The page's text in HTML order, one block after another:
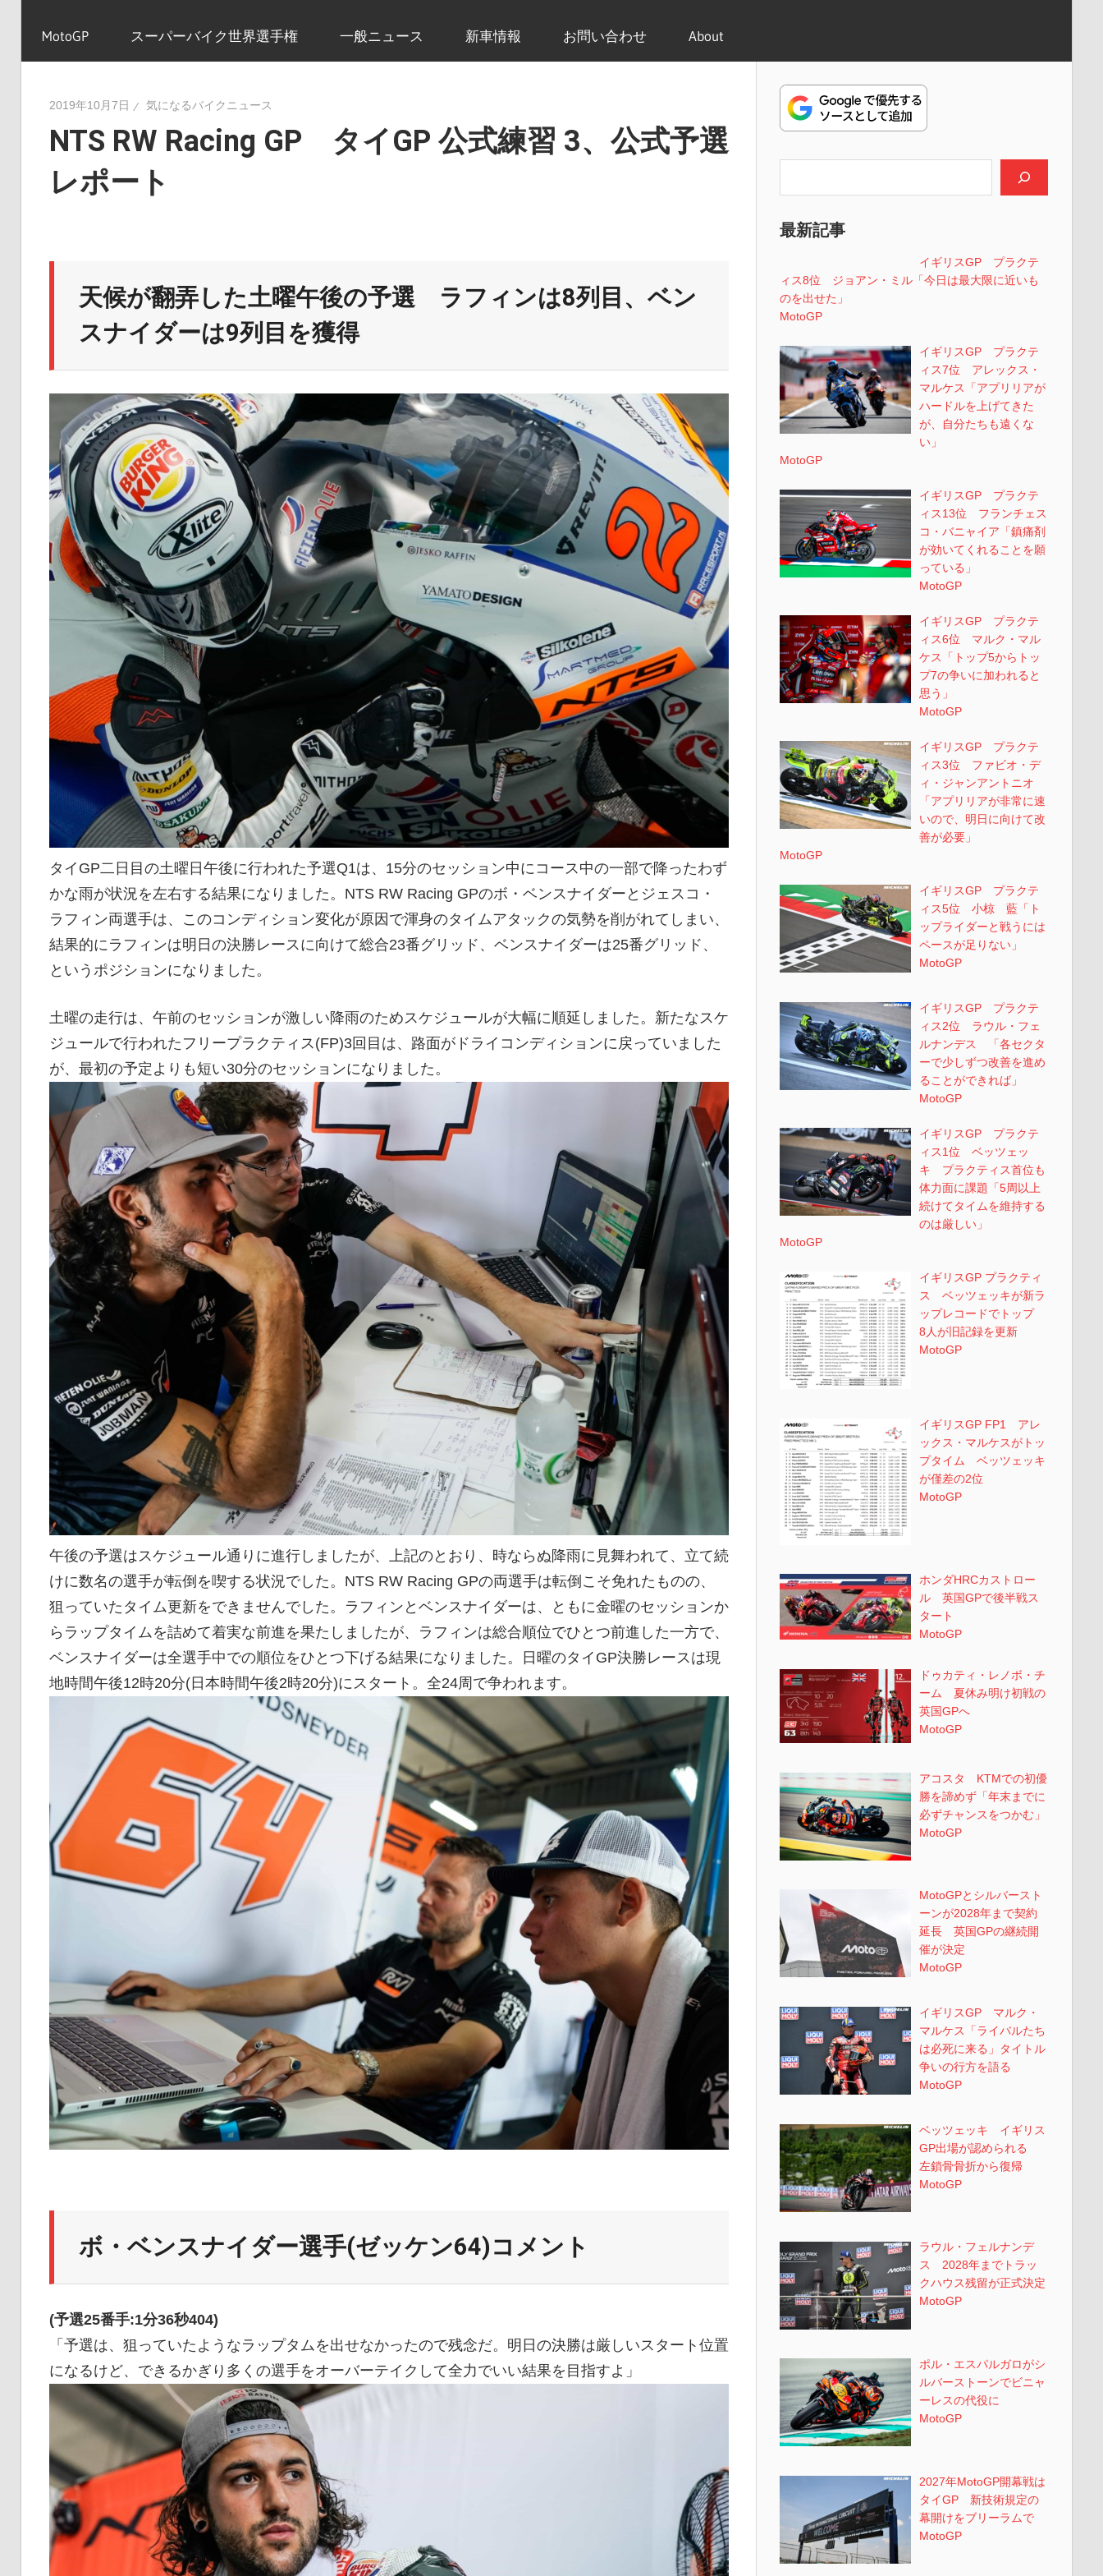
イ
ニ
ー
ス
MotoGP スーパーバイク世界選手権 一般ニュース 新車情報 お問い合わせ About
2019年10月7日 気になるバイクニュース
NTS RW Racing GP タイGP 公式練習 3、公式予選
レポート
天候が翻弄した土曜午後の予選 ラフィンは8列目、ベン
スナイダーは9列目を獲得
タイGP二日目の土曜日午後に行われた予選Q1は、15分のセッション中にコース中の一部で降ったわず
かな雨が状況を左右する結果になりました。NTS RW Racing GPのボ・ベンスナイダーとジェスコ・
ラフィン両選手は、このコンディション変化が原因で渾身のタイムアタックの気勢を削がれてしまい、
結果的にラフィンは明日の決勝レースに向けて総合23番グリッド、ベンスナイダーは25番グリッド、
というポジションになりました。
土曜の走行は、午前のセッションが激しい降雨のためスケジュールが大幅に順延しました。新たなスケ
ジュールで行われたフリープラクティス(FP)3回目は、路面がドライコンディションに戻っていました
が、最初の予定よりも短い30分のセッションになりました。
午後の予選はスケジュール通りに進行しましたが、上記のとおり、時ならぬ降雨に見舞われて、立て続
けに数名の選手が転倒を喫する状況でした。NTS RW Racing GPの両選手は転倒こそ免れたものの、
狙っていたタイム更新をできませんでした。ラフィンとベンスナイダーは、ともに金曜のセッションか
らラップタイムを詰めて着実な前進を果たしましたが、ラフィンは総合順位でひとつ前進した一方で、
ベンスナイダーは全選手中での順位をひとつ下げる結果になりました。日曜のタイGP決勝レースは現
地時間午後12時20分(日本時間午後2時20分)にスタート。全24周で争われます。
ボ・ベンスナイダー選手(ゼッケン64)コメント
(予選25番手:1分36秒404)
「予選は、狙っていたようなラップタムを出せなかったので残念だ。明日の決勝は厳しいスタート位置
になるけど、できるかぎり多くの選手をオーバーテイクして全力でいい結果を目指すよ」
最新記事
イギリスGP プラクテ
ィス8位 ジョアン・ミル「今日は最大限に近いも
のを出せた」
MotoGP
イギリスGP プラクテ
ィス7位 アレックス・
マルケス「アプリリアが
ハードルを上げてきた
が、自分たちも遠くな
い」
MotoGP
イギリスGP プラクテ
ィス13位 フランチェス
コ・バニャイア「鎮痛剤
が効いてくれることを願
っている」
MotoGP
イギリスGP プラクテ
ィス6位 マルク・マル
ケス「トップ5からトッ
プ7の争いに加われると
思う」
MotoGP
イギリスGP プラクテ
ィス3位 ファビオ・デ
ィ・ジャンアントニオ
「アプリリアが非常に速
いので、明日に向けて改
善が必要」
MotoGP
イギリスGP プラクテ
ィス5位 小椋 藍「ト
ップライダーと戦うには
ペースが足りない」
MotoGP
イギリスGP プラクテ
ィス2位 ラウル・フェ
ルナンデス 「各セクタ
ーで少しずつ改善を進め
ることができれば」
MotoGP
イギリスGP プラクテ
ィス1位 ベッツェッ
キ プラクティス首位も
体力面に課題「5周以上
続けてタイムを維持する
のは厳しい」
MotoGP
イギリスGP プラクティ
ス ベッツェッキが新ラ
ップレコードでトップ
8人が旧記録を更新
MotoGP
イギリスGP FP1 アレ
ックス・マルケスがトッ
プタイム ベッツェッキ
が僅差の2位
MotoGP
ホンダHRCカストロー
ル 英国GPで後半戦ス
タート
MotoGP
ドゥカティ・レノボ・チ
ーム 夏休み明け初戦の
英国GPへ
MotoGP
アコスタ KTMでの初優
勝を諦めず「年末までに
必ずチャンスをつかむ」
MotoGP
MotoGPとシルバースト
ーンが2028年まで契約
延長 英国GPの継続開
催が決定
MotoGP
イギリスGP マルク・
マルケス「ライバルたち
は必死に来る」タイトル
争いの行方を語る
MotoGP
ベッツェッキ イギリス
GP出場が認められる
左鎖骨骨折から復帰
MotoGP
ラウル・フェルナンデ
ス 2028年までトラッ
クハウス残留が正式決定
MotoGP
ポル・エスパルガロがシ
ルバーストーンでビニャ
ーレスの代役に
MotoGP
2027年MotoGP開幕戦は
タイGP 新技術規定の
幕開けをブリーラムで
MotoGP